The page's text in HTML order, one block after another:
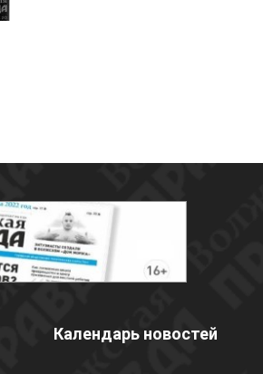
Календарь новостей